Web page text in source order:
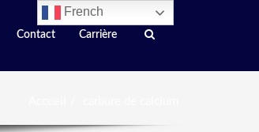
Contact Carrière
French